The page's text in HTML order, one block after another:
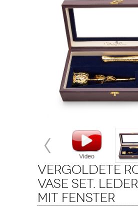
Vergoldete
Vase Set.
mit Fenster